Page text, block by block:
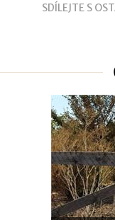
SDÍLEJTE S